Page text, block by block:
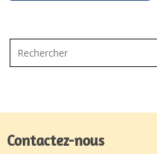
Contactez-nous